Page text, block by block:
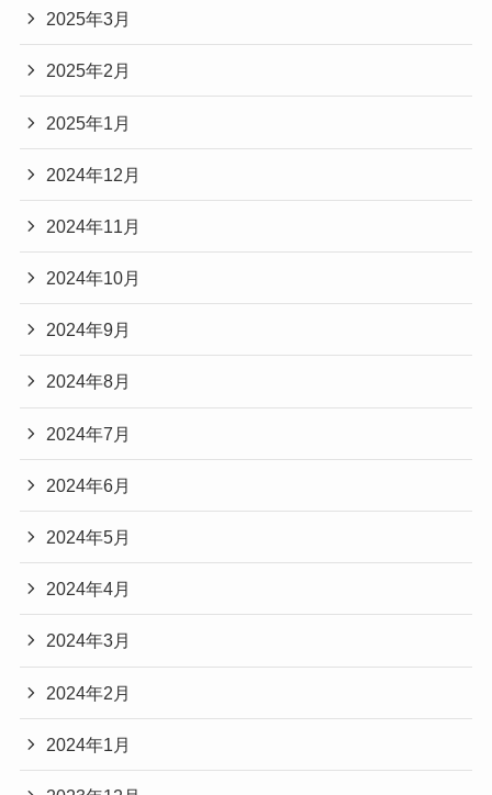
2025年3月
2025年2月
2025年1月
2024年12月
2024年11月
2024年10月
2024年9月
2024年8月
2024年7月
2024年6月
2024年5月
2024年4月
2024年3月
2024年2月
2024年1月